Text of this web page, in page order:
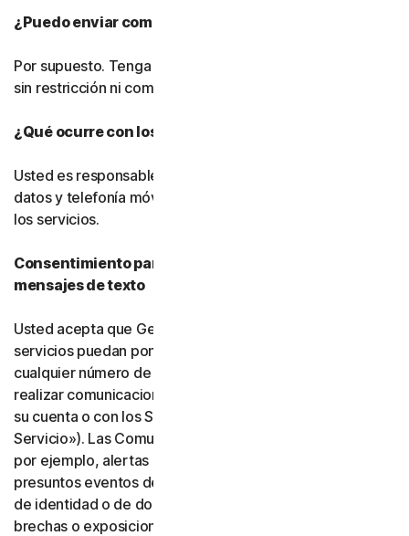
¿Puedo enviar comentarios?
Por supuesto. Tenga en cuenta que podremos utilizarlos
sin restricción ni compensación alguna.
¿Qué ocurre con los cargos por datos?
Usted es responsable de pagar todos los cargos por
datos y telefonía móvil asociados al uso del software y
los servicios.
Consentimiento para llamadas telefónicas y
mensajes de texto
Usted acepta que Gen, sus filiales y sus proveedores de
servicios puedan ponerse en contacto con usted en
cualquier número de teléfono que nos proporcione para
realizar comunicaciones informativas relacionadas con
su cuenta o con los Servicios («Comunicaciones del
Servicio»). Las Comunicaciones del Servicio incluyen,
por ejemplo, alertas de identidad o de transacciones,
presuntos eventos de fraude o seguridad, verificación
de identidad o de dos factores, notificaciones de
brechas o exposiciones de datos, notificaciones de